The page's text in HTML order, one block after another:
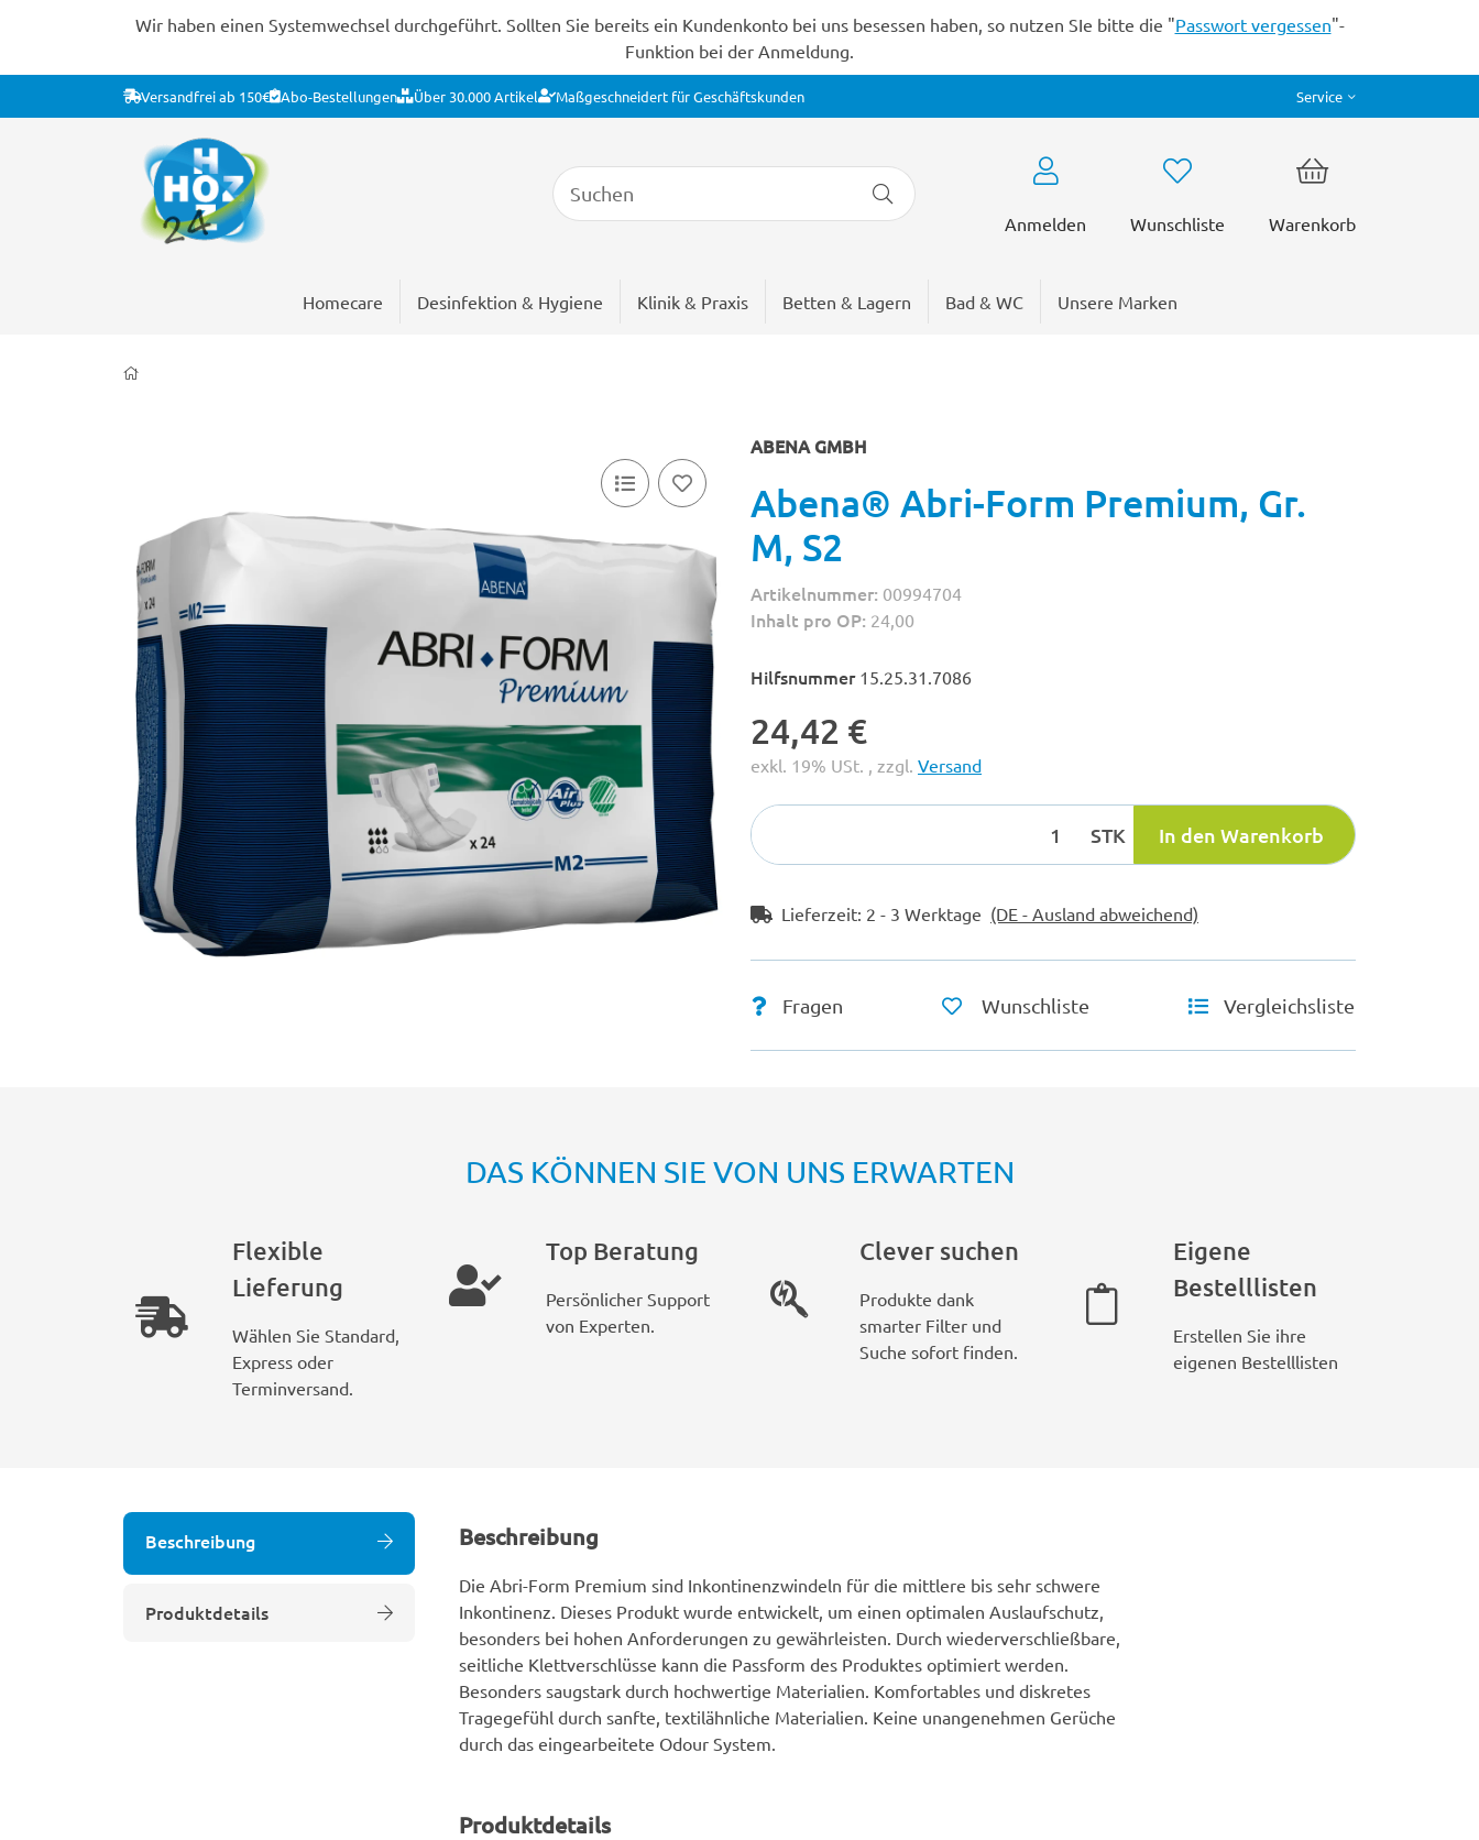
Wir haben einen Systemwechsel durchgeführt. Sollten Sie bereits ein Kundenkonto bei uns besessen haben, so nutzen SIe bitte die "Passwort vergessen"-
Funktion bei der Anmeldung.
Versandfrei ab 150€ Abo-Bestellungen Über 30.000 Artikel Maßgeschneidert für Geschäftskunden Service
Anmelden Wunschliste Warenkorb
Homecare Desinfektion & Hygiene Klinik & Praxis Betten & Lagern Bad & WC Unsere Marken
ABENA GMBH
Abena® Abri-Form Premium, Gr.
M, S2
Artikelnummer: 00994704
Inhalt pro OP: 24,00
Hilfsnummer 15.25.31.7086
24,42 €
exkl. 19% USt. , zzgl. Versand
STK In den Warenkorb
Lieferzeit: 2 - 3 Werktage (DE - Ausland abweichend)
Fragen Wunschliste Vergleichsliste
DAS KÖNNEN SIE VON UNS ERWARTEN
Flexible
Lieferung
Wählen Sie Standard,
Express oder
Terminversand.
Top Beratung
Persönlicher Support
von Experten.
Clever suchen
Produkte dank
smarter Filter und
Suche sofort finden.
Eigene
Bestelllisten
Erstellen Sie ihre
eigenen Bestelllisten
Beschreibung
Produktdetails
Beschreibung
Die Abri-Form Premium sind Inkontinenzwindeln für die mittlere bis sehr schwere
Inkontinenz. Dieses Produkt wurde entwickelt, um einen optimalen Auslaufschutz,
besonders bei hohen Anforderungen zu gewährleisten. Durch wiederverschließbare,
seitliche Klettverschlüsse kann die Passform des Produktes optimiert werden.
Besonders saugstark durch hochwertige Materialien. Komfortables und diskretes
Tragegefühl durch sanfte, textilähnliche Materialien. Keine unangenehmen Gerüche
durch das eingearbeitete Odour System.
Produktdetails